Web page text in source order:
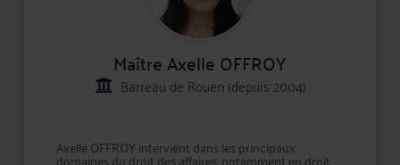
Maître Axelle OFFROY
Barreau de Rouen (depuis 2004)
Axelle OFFROY intervient dans les principaux
domaines du droit des affaires, notamment en droit